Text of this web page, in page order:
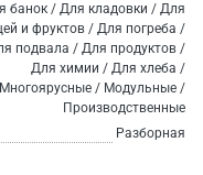
банок / Для кладовки / Для
и фруктов / Для погреба /
подвала / Для продуктов /
Для химии / Для хлеба /
Многоярусные / Модульные /
Производственные
Разборная